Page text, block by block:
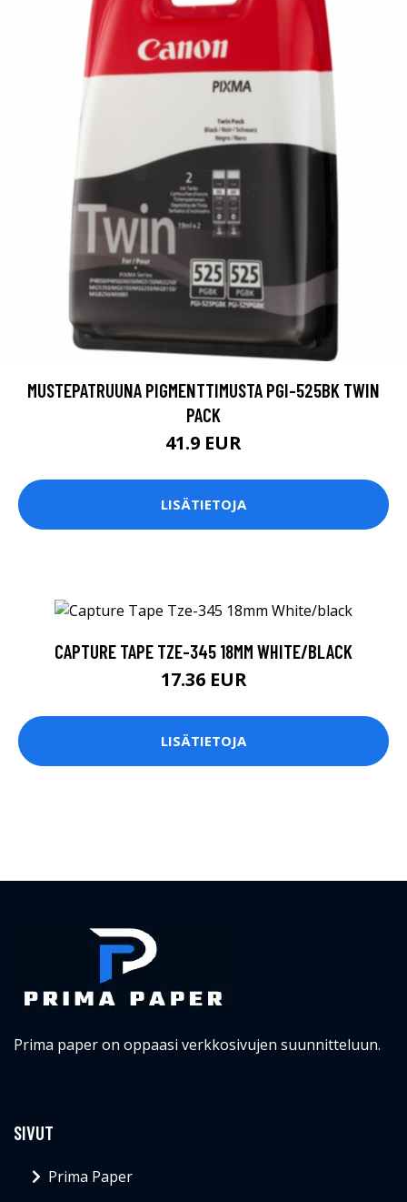
MUSTEPATRUUNA PIGMENTTIMUSTA PGI-525BK TWIN
PACK
41.9 EUR
LISÄTIETOJA
CAPTURE TAPE TZE-345 18MM WHITE/BLACK
17.36 EUR
LISÄTIETOJA
Prima paper on oppaasi verkkosivujen suunnitteluun.
SIVUT
Prima Paper